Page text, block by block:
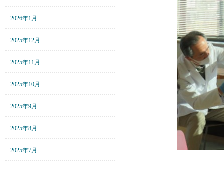
2026年1月
2025年12月
2025年11月
2025年10月
2025年9月
2025年8月
2025年7月